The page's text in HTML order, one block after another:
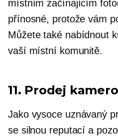
místním začínajícím
přínosné, protože vám
Můžete také nabídnout
vaší místní komunitě.
11. Prodej
Jako vysoce uznávaný
se silnou reputací a